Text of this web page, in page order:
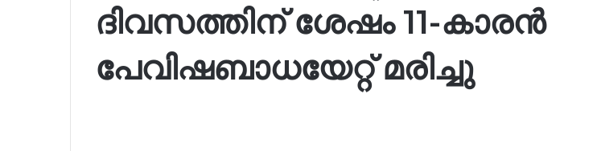
ദിവസത്തിന് ശേഷം 11-കാരൻ
പേവിഷബാധയേറ്റ് മരിച്ചു